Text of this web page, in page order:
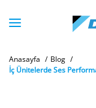
Anasayfa
Blog
İç Ünitelerde Ses